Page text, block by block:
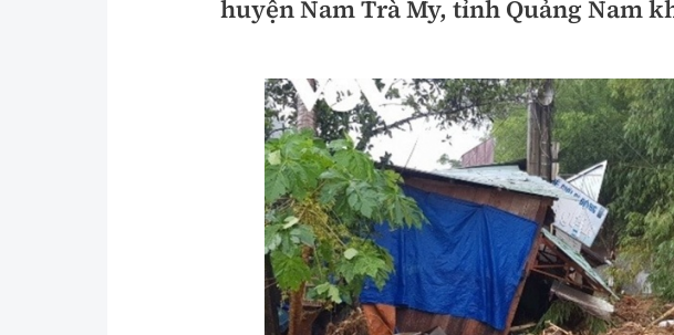
Lao động - Công đoàn
Điện ảnh
Âm nhạc
Hậu
360 độ
Thế giới giao thông
Đi ++
Du lịch
Khám phá
Lối sống
Video
Thời sự
Khám
Camera
huyện Nam Trà My, tỉnh Quảng Nam